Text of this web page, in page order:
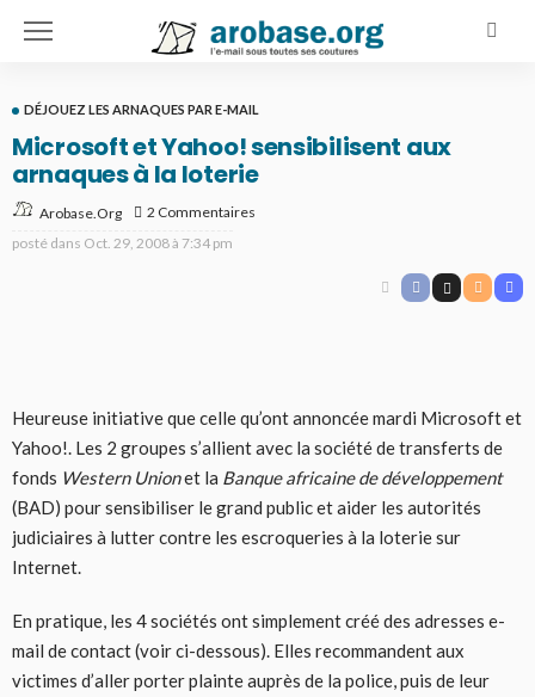
DÉJOUEZ LES ARNAQUES PAR E-MAIL
Microsoft et Yahoo! sensibilisent aux
arnaques à la loterie
Arobase.org
2 Commentaires
posté dans Oct. 29, 2008 à 7:34 pm
Heureuse initiative que celle qu’ont annoncée mardi Microsoft et
Yahoo!. Les 2 groupes s’allient avec la société de transferts de
fonds Western Unionet la Banque africaine de développement
(BAD) pour sensibiliser le grand public et aider les autorités
judiciaires à lutter contre les escroqueries à la loterie sur
Internet.
En pratique, les 4 sociétés ont simplement créé des adresses e-
mail de contact (voir ci-dessous). Elles recommandent aux
victimes d’aller porter plainte auprès de la police, puis de leur